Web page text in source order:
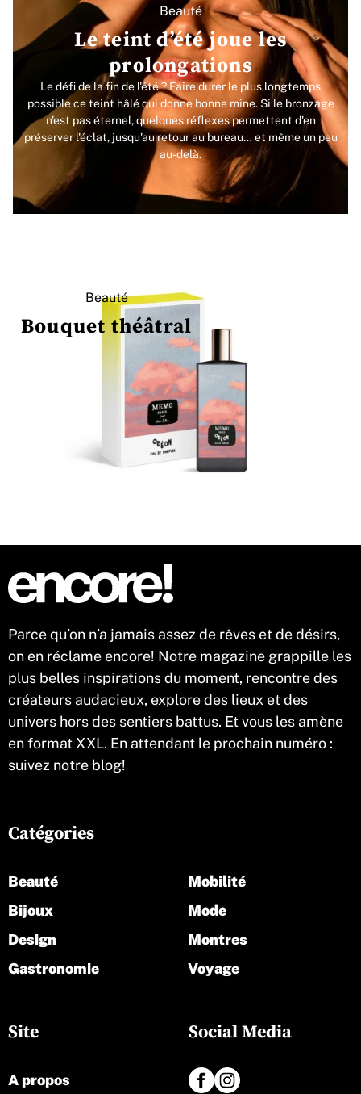
Beauté
Le teint d’été joue les
prolongations
Le défi de la fin de l'été ? Faire durer le plus longtemps
possible ce teint hâlé qui donne bonne mine. Si le bronzage
n'est pas éternel, quelques réflexes permettent d'en
préserver l'éclat, jusqu'au retour au bureau… et même un peu
au-delà.
Beauté
Bouquet théâtral
Parce qu’on n’a jamais assez de rêves et de désirs,
on en réclame encore! Notre magazine grappille les
plus belles inspirations du moment, rencontre des
créateurs audacieux, explore des lieux et des
univers hors des sentiers battus. Et vous les amène
en format XXL. En attendant le prochain numéro :
suivez notre blog!
Site
A propos
Catégories
Beauté
Bijoux
Design
Gastronomie
Mobilité
Mode
Montres
Voyage
Social Media